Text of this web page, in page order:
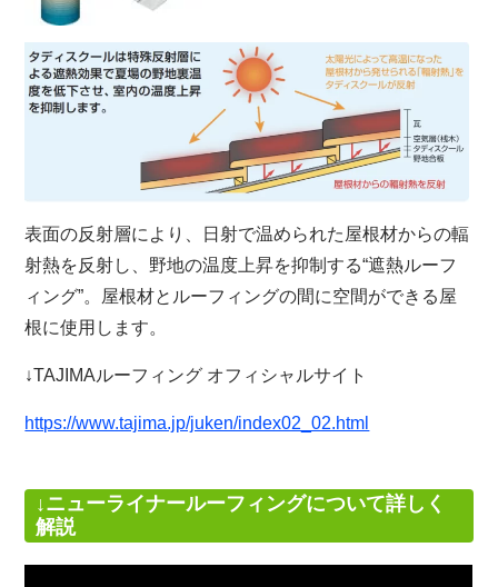
表面の反射層により、日射で温められた屋根材からの輻
射熱を反射し、野地の温度上昇を抑制する“遮熱ルーフ
ィング”。屋根材とルーフィングの間に空間ができる屋
根に使用します。
↓TAJIMAルーフィング オフィシャルサイト
https://www.tajima.jp/juken/index02_02.html
↓ニューライナールーフィングについて詳しく
解説